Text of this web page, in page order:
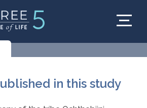
in this study